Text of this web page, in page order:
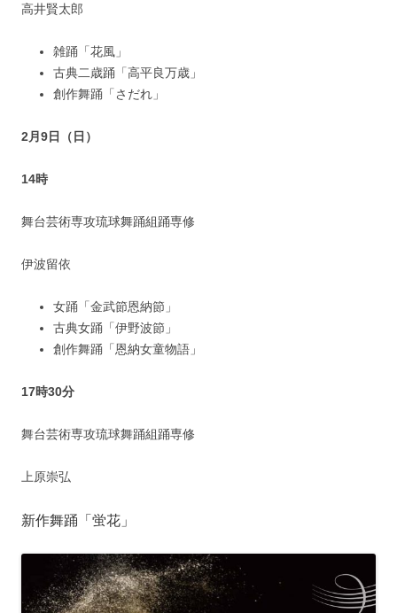
高井賢太郎
雑踊「花風」
古典二歳踊「高平良万歳」
創作舞踊「さだれ」
2月9日（日）
14時
舞台芸術専攻琉球舞踊組踊専修
伊波留依
女踊「金武節恩納節」
古典女踊「伊野波節」
創作舞踊「恩納女童物語」
17時30分
舞台芸術専攻琉球舞踊組踊専修
上原崇弘
新作舞踊「蛍花」